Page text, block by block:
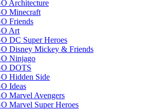
Architecture
Minecraft
Friends
Art
DC Super Heroes
Disney Mickey & Friends
Ninjago
DOTS
Hidden Side
Ideas
Marvel Avengers
Marvel Super Heroes